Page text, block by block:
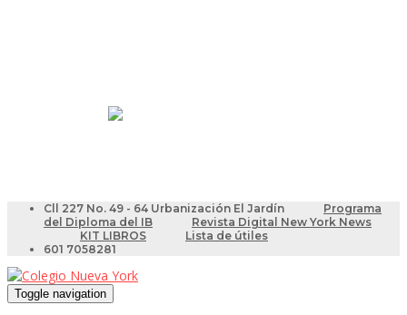
Cll 227 No. 49 - 64 Urbanización El Jardín
Programa
del Diploma del IB
Revista Digital New York News
KIT LIBROS
Lista de útiles
601 7058281
Toggle navigation